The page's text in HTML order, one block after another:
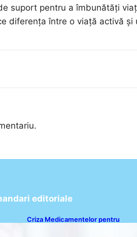
suport pentru a îmbunătăți
diferența între o viață activă
editoriale
Criza Medicamentelor pentru